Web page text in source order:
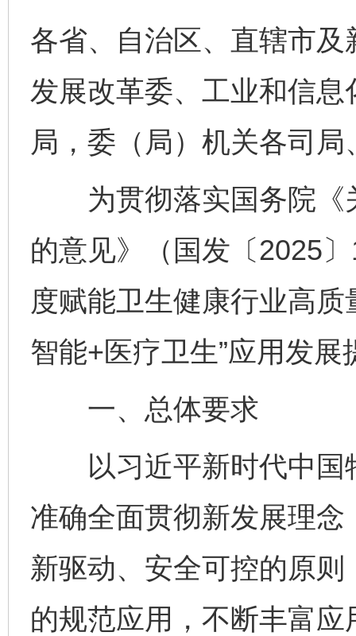
各省、自治区、直辖市
发展改革委、工业和信
局，委（局）机关各司
为贯彻落实国务院《
的意见》（国发〔2025
度赋能卫生健康行业高
智能+医疗卫生”应用发
一、总体要求
以习近平新时代中国
准确全面贯彻新发展理
新驱动、安全可控的原
的规范应用，不断丰富